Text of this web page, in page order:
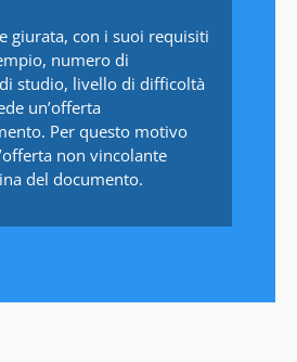
giurata, con i suoi requisiti
numero di
studio, livello di difficoltà
un’offerta
Per questo motivo
non vincolante
del documento.